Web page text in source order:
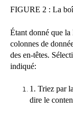
FIGURE 2 : La
Étant donné que la
colonnes de
des en-têtes.
indiqué:
1. Triez par
dire le